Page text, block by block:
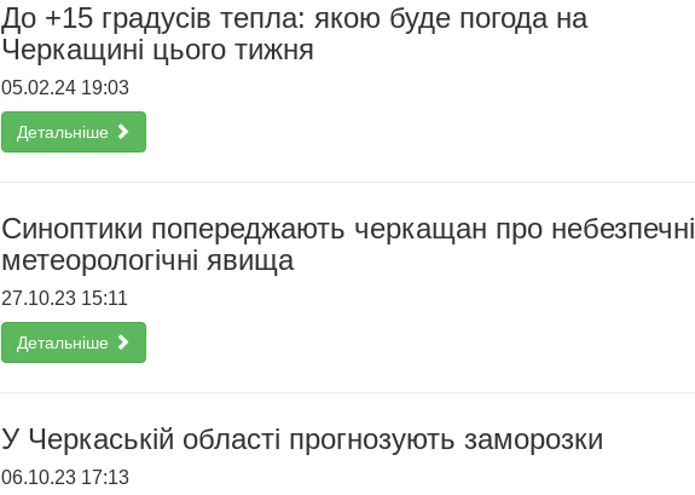
До +15 градусів тепла: якою буде погода на
Черкащині цього тижня
05.02.24 19:03
Детальніше
Синоптики попереджають черкащан про небезпечні
метеорологічні явища
27.10.23 15:11
Детальніше
У Черкаській області прогнозують заморозки
06.10.23 17:13